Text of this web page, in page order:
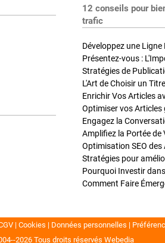
12 conseils pour
trafic
Développez une
Présentez-vous :
L'Art de Choisir un
Optimiser vos Articles
Engagez la
Amplifiez la Portée de
Cookies Données personnelles
2026 Tous droits réservés Webedia